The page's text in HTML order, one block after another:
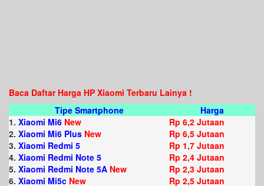
Baca Daftar Harga HP Xiaomi Terbaru Lainya !
Tipe Smartphone
Harga
1. Xiaomi Mi6 New
Rp 6,2 Jutaan
2. Xiaomi Mi6 Plus New
Rp 6,5 Jutaan
3. Xiaomi Redmi 5
Rp 1,7 Jutaan
4. Xiaomi Redmi Note 5
Rp 2,4 Jutaan
5. Xiaomi Redmi Note 5A New
Rp 2,3 Jutaan
6. Xiaomi Mi5c New
Rp 2,5 Jutaan